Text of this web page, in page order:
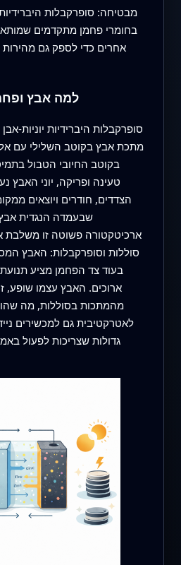
מבטיחה: סופרקבלות
בחומרי פחמן מתקדמים
אחרים כדי לספק גם מהירות
למה אבץ
סופרקבלות היברידיות יוניות-
מתכת אבץ בקוטב השלילי עם
בקוטב החיובי הטבול
טעינה ופריקה, יוני האבץ
הצדדים, חודרים ויוצאים
שבעמדה הנגדית
ארכיטקטורה פשוטה זו משלבת
סוללות וסופרקבלות: האבץ
בעוד צד הפחמן מציע תנועת
ארוכים. האבץ עצמו שופע,
מהמתכות בסוללות, מה
לאטרקטיבית גם למכשירים
גדולות שצריכות לפעול